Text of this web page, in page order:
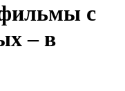
с
– в